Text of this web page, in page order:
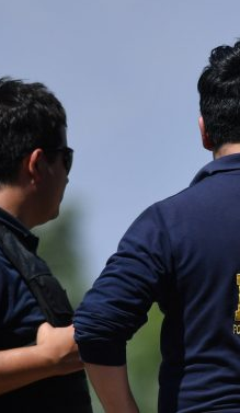
Señal 2